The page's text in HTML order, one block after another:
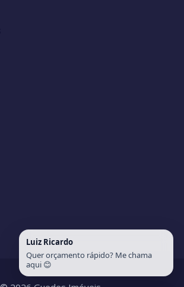
Luiz Ricardo
Quer orçamento rápido? Me chama
aqui 😊